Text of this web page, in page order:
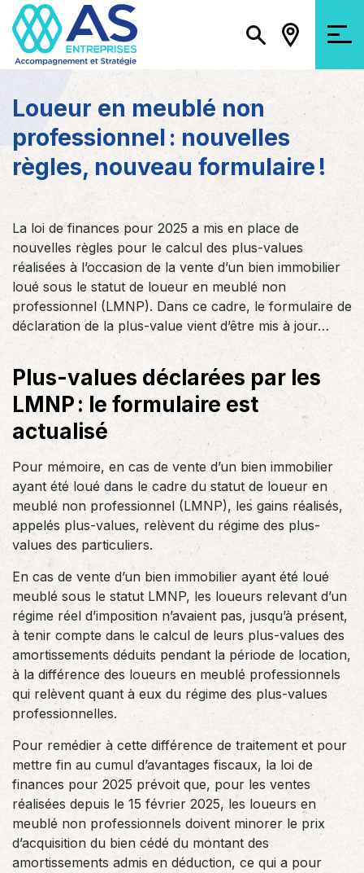
Loueur en meublé non
professionnel : nouvelles
règles, nouveau formulaire !
La loi de finances pour 2025 a mis en place de
nouvelles règles pour le calcul des plus-values
réalisées à l’occasion de la vente d’un bien immobilier
loué sous le statut de loueur en meublé non
professionnel (LMNP). Dans ce cadre, le formulaire de
déclaration de la plus-value vient d’être mis à jour…
Plus-values déclarées par les
LMNP : le formulaire est
actualisé
Pour mémoire, en cas de vente d’un bien immobilier
ayant été loué dans le cadre du statut de loueur en
meublé non professionnel (LMNP), les gains réalisés,
appelés plus-values, relèvent du régime des plus-
values des particuliers.
En cas de vente d’un bien immobilier ayant été loué
meublé sous le statut LMNP, les loueurs relevant d’un
régime réel d’imposition n’avaient pas, jusqu’à présent,
à tenir compte dans le calcul de leurs plus-values des
amortissements déduits pendant la période de location,
à la différence des loueurs en meublé professionnels
qui relèvent quant à eux du régime des plus-values
professionnelles.
Pour remédier à cette différence de traitement et pour
mettre fin au cumul d’avantages fiscaux, la loi de
finances pour 2025 prévoit que, pour les ventes
réalisées depuis le 15 février 2025, les loueurs en
meublé non professionnels doivent minorer le prix
d’acquisition du bien cédé du montant des
amortissements admis en déduction, ce qui a pour